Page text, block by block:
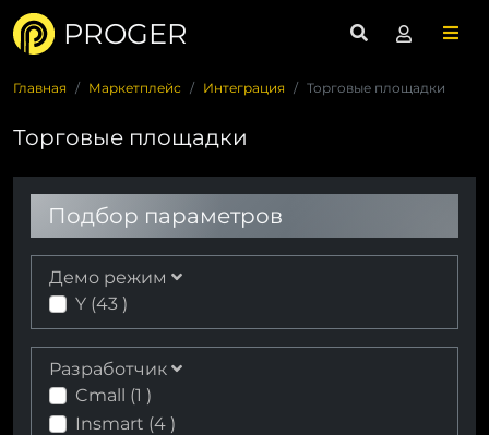
PROGER
Главная Маркетплейс Интеграция Торговые площадки
Торговые площадки
Подбор параметров
Демо режим
Y (43 )
Разработчик
Cmall (1 )
Insmart (4 )